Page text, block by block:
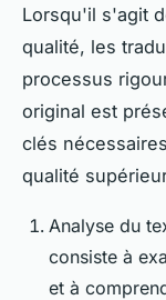
Lorsqu'il s'agit
qualité, les
processus
original est
clés
qualité
Analyse du
consiste à
et à